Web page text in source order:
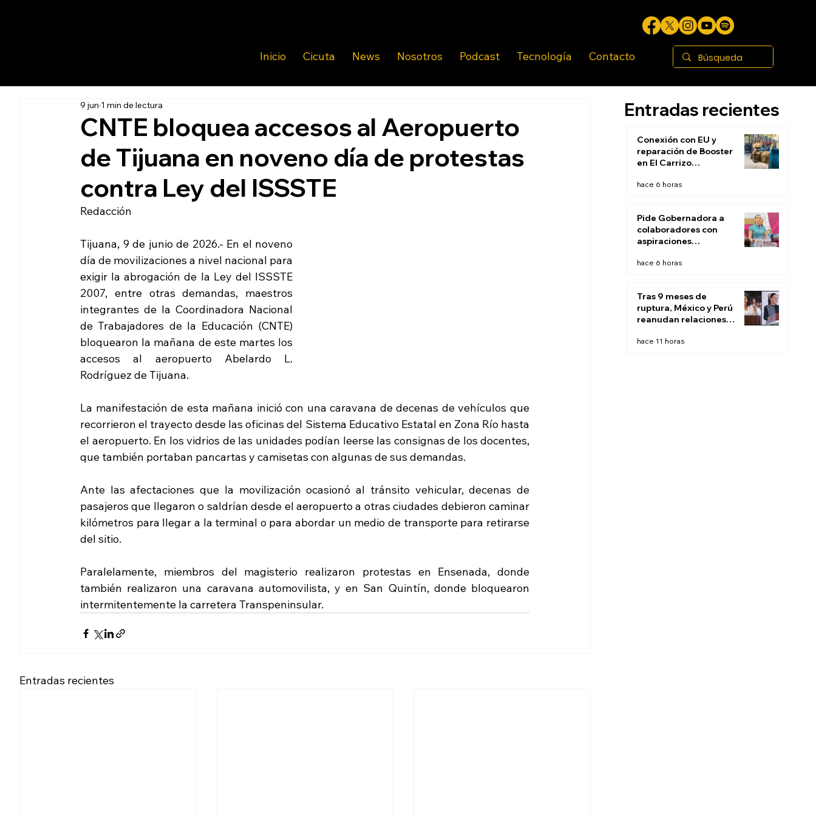
Inicio Cicuta News Nosotros Podcast Tecnología Contacto
CNTE bloquea accesos al Aeropuerto
de Tijuana en noveno día de protestas
contra Ley del ISSSTE
9 jun 1 min de lectura
Redacción
Tijuana, 9 de junio de 2026.- En el noveno
día de movilizaciones a nivel nacional para
exigir la abrogación de la Ley del ISSSTE
2007, entre otras demandas, maestros
integrantes de la Coordinadora Nacional
de Trabajadores de la Educación (CNTE)
bloquearon la mañana de este martes los
accesos al aeropuerto Abelardo L.
Rodríguez de Tijuana.
La manifestación de esta mañana inició con una caravana de decenas de vehículos que
recorrieron el trayecto desde las oficinas del Sistema Educativo Estatal en Zona Río hasta
el aeropuerto. En los vidrios de las unidades podían leerse las consignas de los docentes,
que también portaban pancartas y camisetas con algunas de sus demandas.
Ante las afectaciones que la movilización ocasionó al tránsito vehicular, decenas de
pasajeros que llegaron o saldrían desde el aeropuerto a otras ciudades debieron caminar
kilómetros para llegar a la terminal o para abordar un medio de transporte para retirarse
del sitio.
Paralelamente, miembros del magisterio realizaron protestas en Ensenada, donde
también realizaron una caravana automovilista, y en San Quintín, donde bloquearon
intermitentemente la carretera Transpeninsular.
Entradas recientes
Entradas recientes
Conexión con EU y
reparación de Booster
en El Carrizo
suministro de agua
hace 6 horas
Pide Gobernadora a
colaboradores con
aspiraciones
la próxima semana
hace 6 horas
Tras 9 meses de
ruptura, México y Perú
reanudan relaciones
hace 11 horas